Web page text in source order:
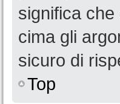
significa
cima gli
sicuro di
Top